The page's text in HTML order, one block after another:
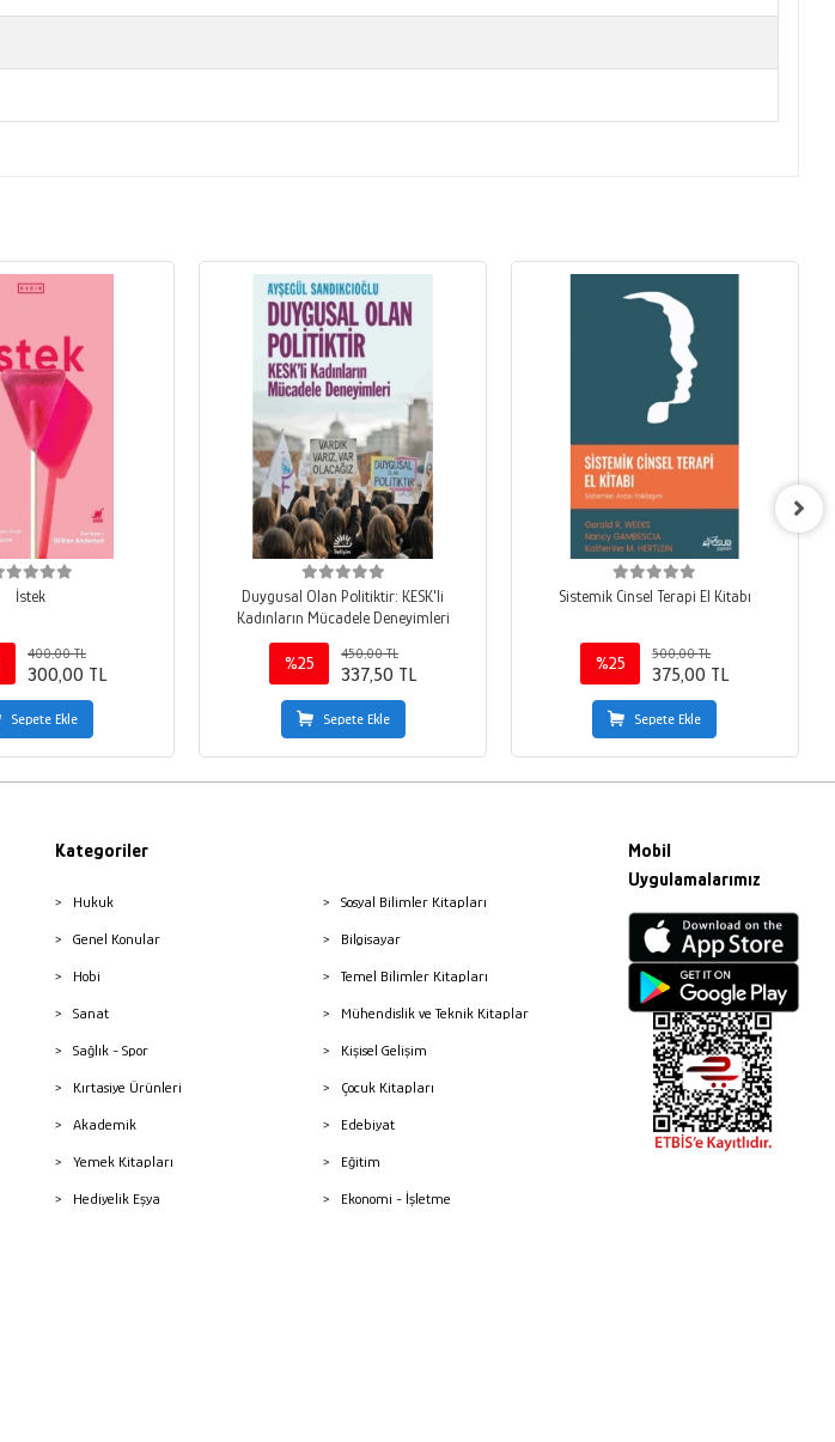
İstek
400,00 TL
300,00 TL
Sepete Ekle
Duygusal Olan Politiktir: KESK'li
Kadınların Mücadele Deneyimleri
%25
450,00 TL
337,50 TL
Sepete Ekle
Sistemik Cinsel Terapi El Kitabı
%25
500,00 TL
375,00 TL
Sepete Ekle
Kategoriler
Hukuk
Genel Konular
Hobi
Sanat
Sağlık - Spor
Kırtasiye Ürünleri
Akademik
Yemek Kitapları
Hediyelik Eşya
Sosyal Bilimler Kitapları
Bilgisayar
Temel Bilimler Kitapları
Mühendislik ve Teknik Kitaplar
Kişisel Gelişim
Çocuk Kitapları
Edebiyat
Eğitim
Ekonomi - İşletme
Mobil
Uygulamalarımız